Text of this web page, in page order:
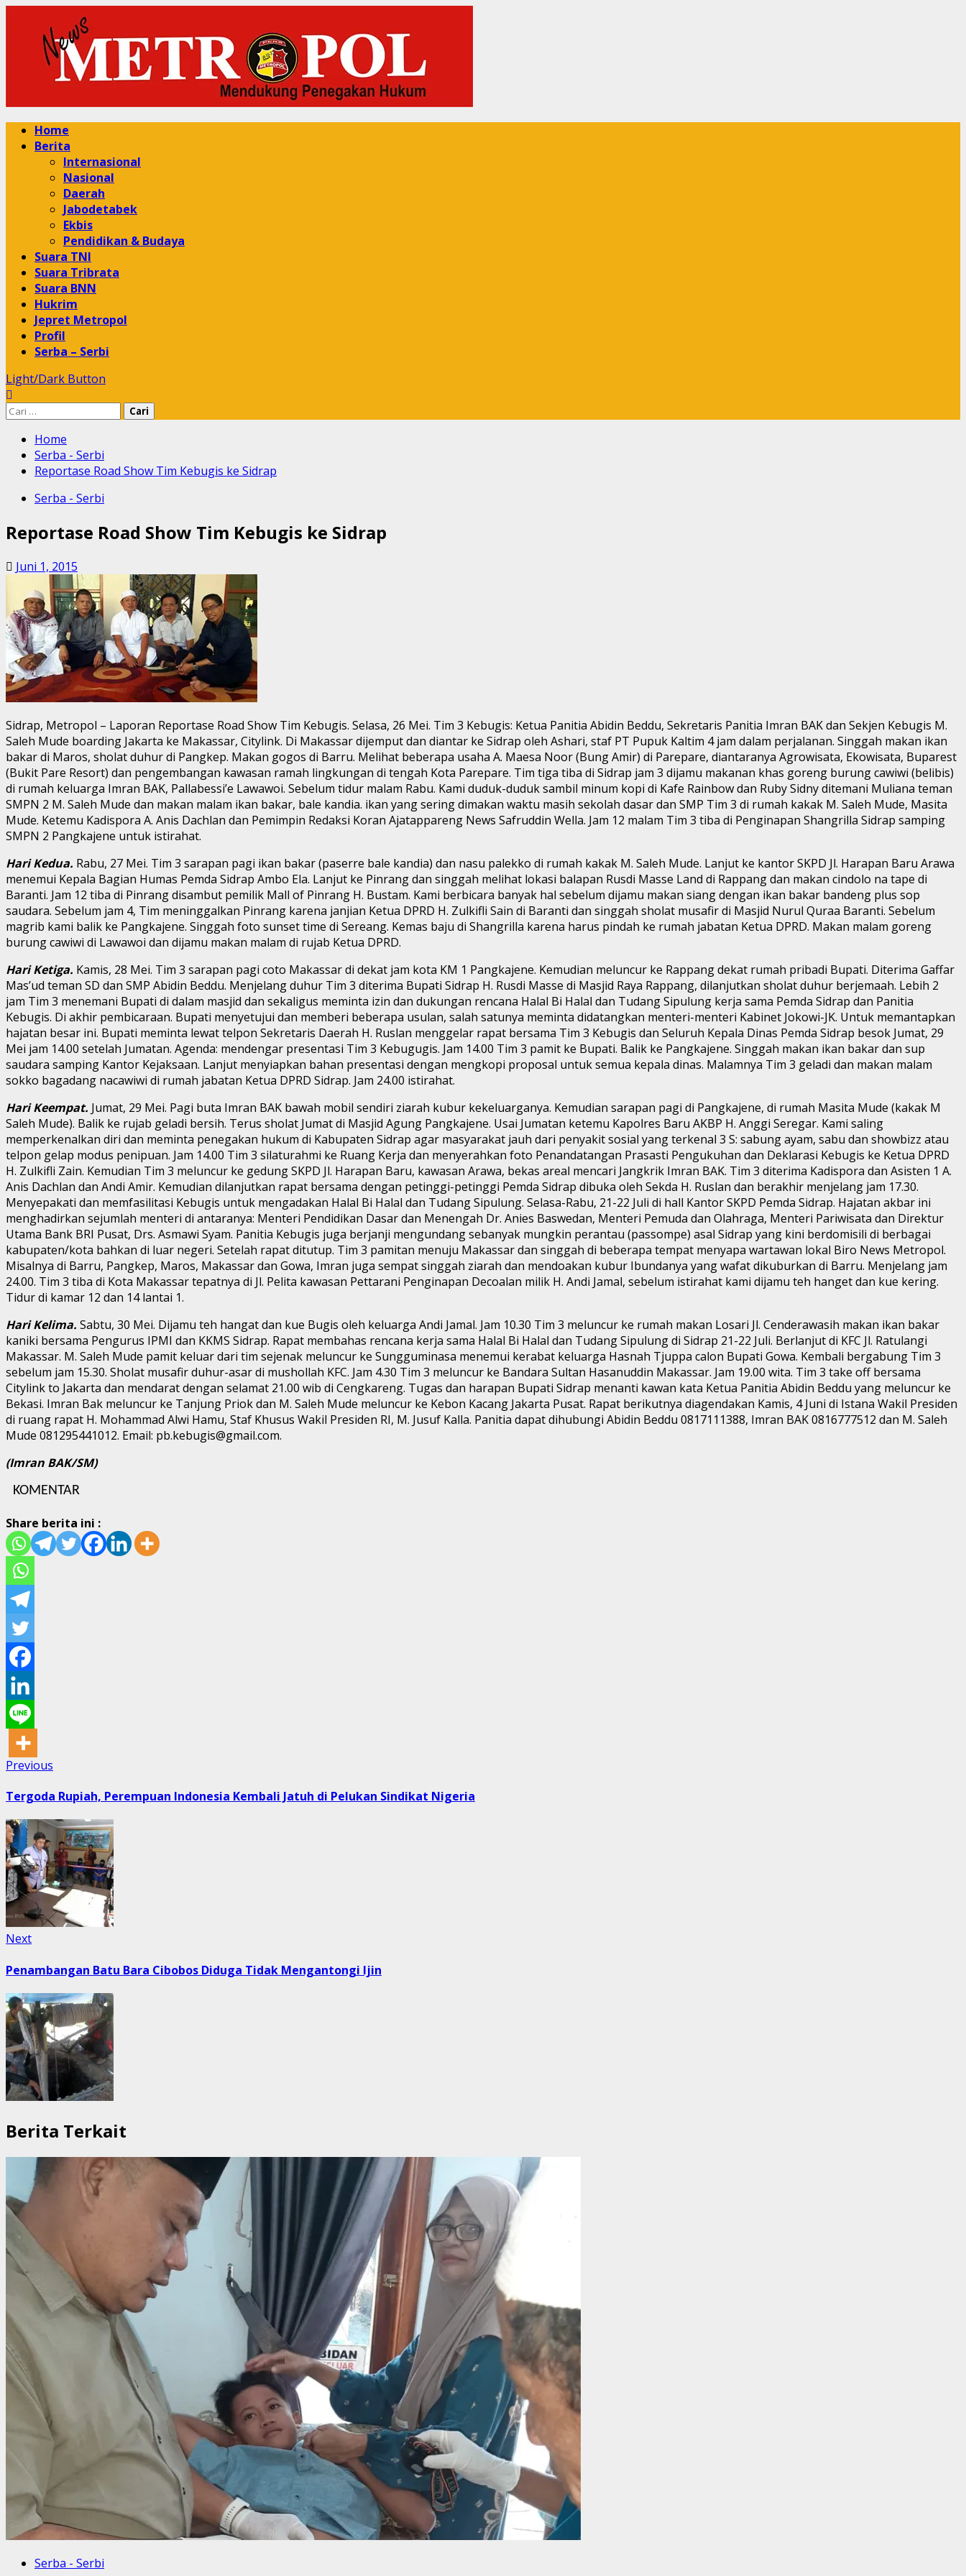
content
Primary
Menu
Home
Berita
Internasional
Nasional
Daerah
Jabodetabek
Ekbis
Pendidikan & Budaya
Suara TNI
Suara Tribrata
Suara BNN
Hukrim
Jepret Metropol
Profil
Serba – Serbi
Light/Dark Button
Cari
Home
Serba - Serbi
Reportase Road Show Tim Kebugis ke Sidrap
Serba - Serbi
Reportase Road Show Tim Kebugis ke Sidrap
Juni 1, 2015
Sidrap, Metropol – Laporan Reportase Road Show Tim Kebugis. Selasa, 26 Mei. Tim 3 Kebugis: Ketua Panitia Abidin Beddu, Sekretaris Panitia Imran BAK dan Sekjen Kebugis M.
Saleh Mude boarding Jakarta ke Makassar, Citylink. Di Makassar dijemput dan diantar ke Sidrap oleh Ashari, staf PT Pupuk Kaltim 4 jam dalam perjalanan. Singgah makan ikan
bakar di Maros, sholat duhur di Pangkep. Makan gogos di Barru. Melihat beberapa usaha A. Maesa Noor (Bung Amir) di Parepare, diantaranya Agrowisata, Ekowisata, Buparest
(Bukit Pare Resort) dan pengembangan kawasan ramah lingkungan di tengah Kota Parepare. Tim tiga tiba di Sidrap jam 3 dijamu makanan khas goreng burung cawiwi (belibis)
di rumah keluarga Imran BAK, Pallabessi’e Lawawoi. Sebelum tidur malam Rabu. Kami duduk-duduk sambil minum kopi di Kafe Rainbow dan Ruby Sidny ditemani Muliana teman
SMPN 2 M. Saleh Mude dan makan malam ikan bakar, bale kandia. ikan yang sering dimakan waktu masih sekolah dasar dan SMP Tim 3 di rumah kakak M. Saleh Mude, Masita
Mude. Ketemu Kadispora A. Anis Dachlan dan Pemimpin Redaksi Koran Ajatappareng News Safruddin Wella. Jam 12 malam Tim 3 tiba di Penginapan Shangrilla Sidrap samping
SMPN 2 Pangkajene untuk istirahat.
Hari Kedua. Rabu, 27 Mei. Tim 3 sarapan pagi ikan bakar (paserre bale kandia) dan nasu palekko di rumah kakak M. Saleh Mude. Lanjut ke kantor SKPD Jl. Harapan Baru Arawa
menemui Kepala Bagian Humas Pemda Sidrap Ambo Ela. Lanjut ke Pinrang dan singgah melihat lokasi balapan Rusdi Masse Land di Rappang dan makan cindolo na tape di
Baranti. Jam 12 tiba di Pinrang disambut pemilik Mall of Pinrang H. Bustam. Kami berbicara banyak hal sebelum dijamu makan siang dengan ikan bakar bandeng plus sop
saudara. Sebelum jam 4, Tim meninggalkan Pinrang karena janjian Ketua DPRD H. Zulkifli Sain di Baranti dan singgah sholat musafir di Masjid Nurul Quraa Baranti. Sebelum
magrib kami balik ke Pangkajene. Singgah foto sunset time di Sereang. Kemas baju di Shangrilla karena harus pindah ke rumah jabatan Ketua DPRD. Makan malam goreng
burung cawiwi di Lawawoi dan dijamu makan malam di rujab Ketua DPRD.
Hari Ketiga. Kamis, 28 Mei. Tim 3 sarapan pagi coto Makassar di dekat jam kota KM 1 Pangkajene. Kemudian meluncur ke Rappang dekat rumah pribadi Bupati. Diterima Gaffar
Mas’ud teman SD dan SMP Abidin Beddu. Menjelang duhur Tim 3 diterima Bupati Sidrap H. Rusdi Masse di Masjid Raya Rappang, dilanjutkan sholat duhur berjemaah. Lebih 2
jam Tim 3 menemani Bupati di dalam masjid dan sekaligus meminta izin dan dukungan rencana Halal Bi Halal dan Tudang Sipulung kerja sama Pemda Sidrap dan Panitia
Kebugis. Di akhir pembicaraan. Bupati menyetujui dan memberi beberapa usulan, salah satunya meminta didatangkan menteri-menteri Kabinet Jokowi-JK. Untuk memantapkan
hajatan besar ini. Bupati meminta lewat telpon Sekretaris Daerah H. Ruslan menggelar rapat bersama Tim 3 Kebugis dan Seluruh Kepala Dinas Pemda Sidrap besok Jumat, 29
Mei jam 14.00 setelah Jumatan. Agenda: mendengar presentasi Tim 3 Kebugugis. Jam 14.00 Tim 3 pamit ke Bupati. Balik ke Pangkajene. Singgah makan ikan bakar dan sup
saudara samping Kantor Kejaksaan. Lanjut menyiapkan bahan presentasi dengan mengkopi proposal untuk semua kepala dinas. Malamnya Tim 3 geladi dan makan malam
sokko bagadang nacawiwi di rumah jabatan Ketua DPRD Sidrap. Jam 24.00 istirahat.
Hari Keempat. Jumat, 29 Mei. Pagi buta Imran BAK bawah mobil sendiri ziarah kubur kekeluarganya. Kemudian sarapan pagi di Pangkajene, di rumah Masita Mude (kakak M
Saleh Mude). Balik ke rujab geladi bersih. Terus sholat Jumat di Masjid Agung Pangkajene. Usai Jumatan ketemu Kapolres Baru AKBP H. Anggi Seregar. Kami saling
memperkenalkan diri dan meminta penegakan hukum di Kabupaten Sidrap agar masyarakat jauh dari penyakit sosial yang terkenal 3 S: sabung ayam, sabu dan showbizz atau
telpon gelap modus penipuan. Jam 14.00 Tim 3 silaturahmi ke Ruang Kerja dan menyerahkan foto Penandatangan Prasasti Pengukuhan dan Deklarasi Kebugis ke Ketua DPRD
H. Zulkifli Zain. Kemudian Tim 3 meluncur ke gedung SKPD Jl. Harapan Baru, kawasan Arawa, bekas areal mencari Jangkrik Imran BAK. Tim 3 diterima Kadispora dan Asisten 1 A.
Anis Dachlan dan Andi Amir. Kemudian dilanjutkan rapat bersama dengan petinggi-petinggi Pemda Sidrap dibuka oleh Sekda H. Ruslan dan berakhir menjelang jam 17.30.
Menyepakati dan memfasilitasi Kebugis untuk mengadakan Halal Bi Halal dan Tudang Sipulung. Selasa-Rabu, 21-22 Juli di hall Kantor SKPD Pemda Sidrap. Hajatan akbar ini
menghadirkan sejumlah menteri di antaranya: Menteri Pendidikan Dasar dan Menengah Dr. Anies Baswedan, Menteri Pemuda dan Olahraga, Menteri Pariwisata dan Direktur
Utama Bank BRI Pusat, Drs. Asmawi Syam. Panitia Kebugis juga berjanji mengundang sebanyak mungkin perantau (passompe) asal Sidrap yang kini berdomisili di berbagai
kabupaten/kota bahkan di luar negeri. Setelah rapat ditutup. Tim 3 pamitan menuju Makassar dan singgah di beberapa tempat menyapa wartawan lokal Biro News Metropol.
Misalnya di Barru, Pangkep, Maros, Makassar dan Gowa, Imran juga sempat singgah ziarah dan mendoakan kubur Ibundanya yang wafat dikuburkan di Barru. Menjelang jam
24.00. Tim 3 tiba di Kota Makassar tepatnya di Jl. Pelita kawasan Pettarani Penginapan Decoalan milik H. Andi Jamal, sebelum istirahat kami dijamu teh hanget dan kue kering.
Tidur di kamar 12 dan 14 lantai 1.
Hari Kelima. Sabtu, 30 Mei. Dijamu teh hangat dan kue Bugis oleh keluarga Andi Jamal. Jam 10.30 Tim 3 meluncur ke rumah makan Losari Jl. Cenderawasih makan ikan bakar
kaniki bersama Pengurus IPMI dan KKMS Sidrap. Rapat membahas rencana kerja sama Halal Bi Halal dan Tudang Sipulung di Sidrap 21-22 Juli. Berlanjut di KFC Jl. Ratulangi
Makassar. M. Saleh Mude pamit keluar dari tim sejenak meluncur ke Sungguminasa menemui kerabat keluarga Hasnah Tjuppa calon Bupati Gowa. Kembali bergabung Tim 3
sebelum jam 15.30. Sholat musafir duhur-asar di mushollah KFC. Jam 4.30 Tim 3 meluncur ke Bandara Sultan Hasanuddin Makassar. Jam 19.00 wita. Tim 3 take off bersama
Citylink to Jakarta dan mendarat dengan selamat 21.00 wib di Cengkareng. Tugas dan harapan Bupati Sidrap menanti kawan kata Ketua Panitia Abidin Beddu yang meluncur ke
Bekasi. Imran Bak meluncur ke Tanjung Priok dan M. Saleh Mude meluncur ke Kebon Kacang Jakarta Pusat. Rapat berikutnya diagendakan Kamis, 4 Juni di Istana Wakil Presiden
di ruang rapat H. Mohammad Alwi Hamu, Staf Khusus Wakil Presiden RI, M. Jusuf Kalla. Panitia dapat dihubungi Abidin Beddu 0817111388, Imran BAK 0816777512 dan M. Saleh
Mude 081295441012. Email: pb.kebugis@gmail.com.
(Imran BAK/SM)
KOMENTAR
Share berita ini :
Post
navigation
Previous
Tergoda Rupiah, Perempuan Indonesia Kembali Jatuh di Pelukan Sindikat Nigeria
NextNext
Penambangan Batu Bara Cibobos Diduga Tidak Mengantongi Ijin
Berita Terkait
Serba - Serbi